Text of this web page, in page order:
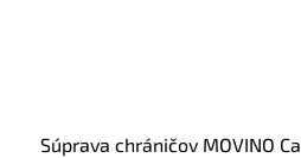
Súprava chráničov MOVINO